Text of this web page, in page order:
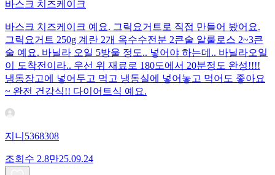
바스크 치즈케이크
바스크 치즈케이크 예요. 그릭요거트로 직접 만들어 봤어요.
그릭요거트 250g 계란 2개 옥수수전분 2큰술 알룰로스 2~3큰
술 예요. 바닐라 오일 5방울 정도.. 넣어야 하는데.. 바닐라오일
이 도착전이라.. 우선 위 재료로 180도에서 20분정도 완성!!!!
냉동장고에 넣어두고 먹고 냉동실에 넣어놓고 먹어도 좋아요
~ 완전 건강식!! 다이어트식 예요.
지니5368308
조회수 2.8만25.09.24